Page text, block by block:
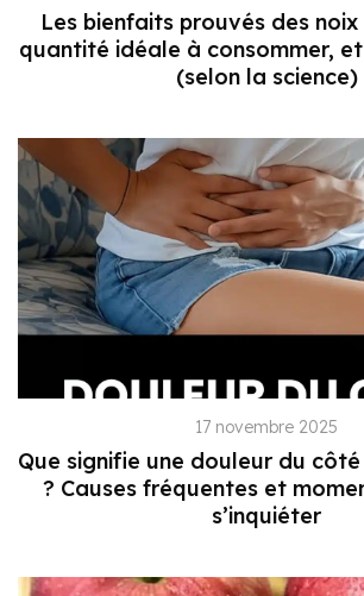
Les bienfaits prouvés des
quantité idéale à consommer,
(selon la science)
17 novembre 2025
Que signifie une douleur du
? Causes fréquentes et
s’inquiéter